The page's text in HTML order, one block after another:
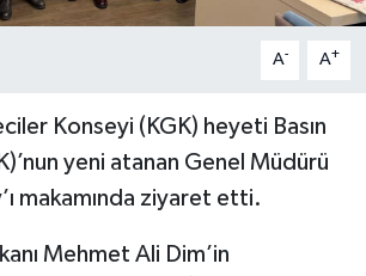
A- A+
Konseyi (KGK) heyeti Basın
yeni atanan Genel Müdürü
makamında ziyaret etti.
Mehmet Ali Dim’in